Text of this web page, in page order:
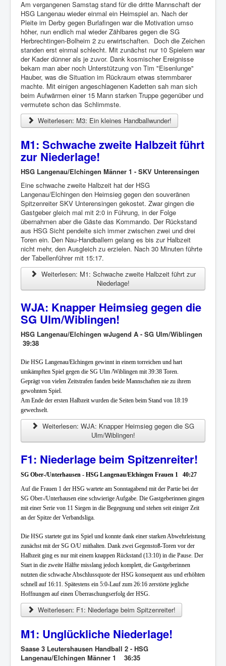
Am vergangenen Samstag stand für die dritte Mannschaft der
HSG Langenau wieder einmal ein Heimspiel an. Nach der
Pleite im Derby gegen Burlafingen war die Motivation umso
höher, nun endlich mal wieder Zählbares gegen die SG
Herbrechtingen-Bolheim 2 zu erwirtschaften. Doch die Zeichen
standen erst einmal schlecht. Mit zunächst nur 10 Spielern war
der Kader dünner als je zuvor. Dank kosmischer Ereignisse
bekam man aber noch Unterstützung von Tim "Eisenlunge"
Hauber, was die Situation im Rückraum etwas stemmbarer
machte. Mit einigen angeschlagenen Kadetten sah man sich
beim Aufwärmen einer 15 Mann starken Truppe gegenüber und
vermutete schon das Schlimmste.
Weiterlesen: M3: Ein kleines Handballwunder!
M1: Schwache zweite Halbzeit führt
zur Niederlage!
HSG Langenau/Elchingen Männer 1 - SKV Unterensingen
Eine schwache zweite Halbzeit hat der HSG
Langenau/Elchingen den Heimsieg gegen den souveränen
Spitzenreiter SKV Unterensingen gekostet. Zwar gingen die
Gastgeber gleich mal mit 2:0 in Führung, in der Folge
übernahmen aber die Gäste das Kommando. Der Rückstand
aus HSG Sicht pendelte sich immer zwischen zwei und drei
Toren ein. Den Nau-Handballern gelang es bis zur Halbzeit
nicht mehr, den Ausgleich zu erzielen. Nach 30 Minuten führte
der Tabellenführer mit 15:17.
Weiterlesen: M1: Schwache zweite Halbzeit führt zur
Niederlage!
WJA: Knapper Heimsieg gegen die
SG Ulm/Wiblingen!
HSG Langenau/Elchingen wJugend A - SG Ulm/Wiblingen
39:38
Die HSG Langenau/Elchingen gewinnt in einem torreichen und hart
umkämpften Spiel gegen die SG Ulm /Wiblingen mit 39:38 Toren.
Geprägt von vielen Zeitstrafen fanden beide Mannschaften nie zu ihrem
gewohnten Spiel.
Am Ende der ersten Halbzeit wurden die Seiten beim Stand von 18:19
gewechselt.
Weiterlesen: WJA: Knapper Heimsieg gegen die SG
Ulm/Wiblingen!
F1: Niederlage beim Spitzenreiter!
SG Ober-/Unterhausen - HSG Langenau/Elchingen Frauen 1 40:27
Auf die Frauen 1 der HSG wartete am Sonntagabend mit der Partie bei der
SG Ober-/Unterhausen eine schwierige Aufgabe. Die Gastgeberinnen gingen
mit einer Serie von 11 Siegen in die Begegnung und stehen seit einiger Zeit
an der Spitze der Verbandsliga.
Die HSG startete gut ins Spiel und konnte dank einer starken Abwehrleistung
zunächst mit der SG O/U mithalten. Dank zwei Gegenstoß-Toren vor der
Halbzeit ging es nur mit einem knappen Rückstand (13:10) in die Pause. Der
Start in die zweite Hälfte misslang jedoch komplett, die Gastgeberinnen
nutzten die schwache Abschlussquote der HSG konsequent aus und erhöhten
schnell auf 16:11. Spätestens ein 5:0-Lauf zum 26:16 zerstörte jegliche
Hoffnungen auf einen Überraschungserfolg der HSG.
Weiterlesen: F1: Niederlage beim Spitzenreiter!
M1: Unglückliche Niederlage!
Saase 3 Leutershausen Handball 2 - HSG
Langenau/Elchingen Männer 1 36:35